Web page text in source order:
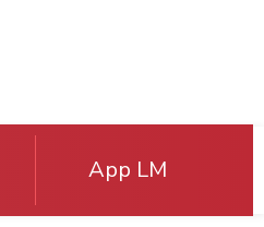
App LM